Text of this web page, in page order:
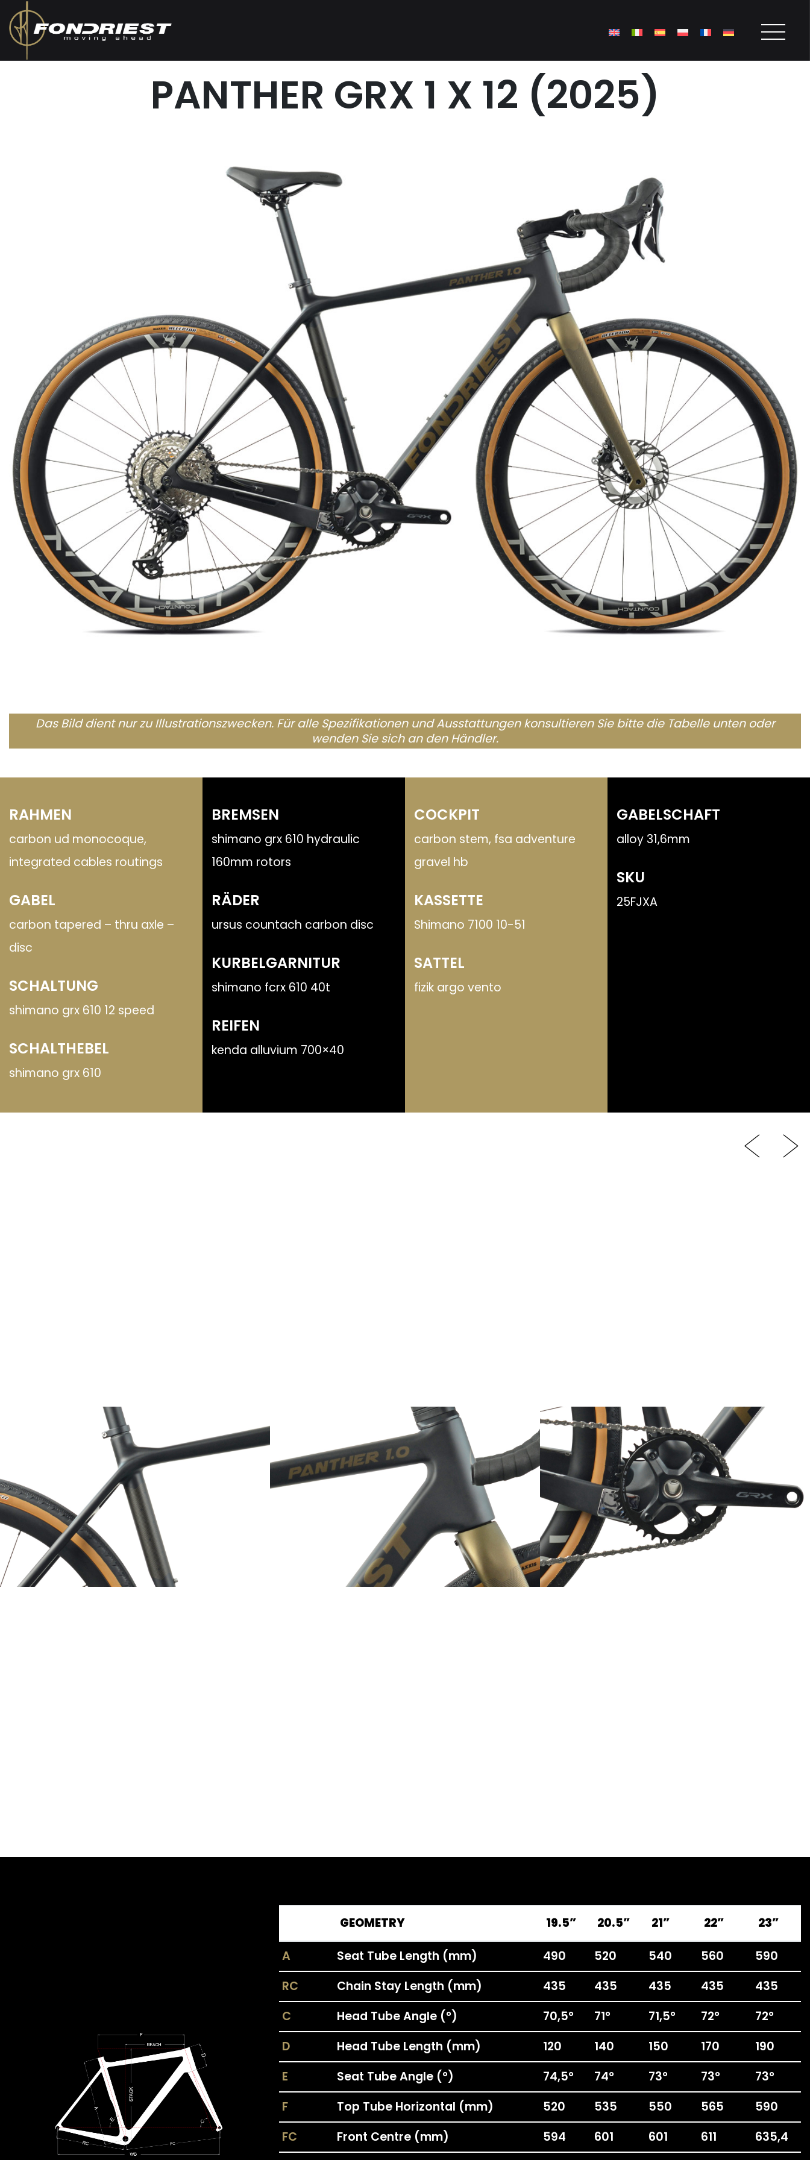
PANTHER GRX 1 X 12 (2025)
Das Bild dient nur zu Illustrationszwecken. Für alle Spezifikationen und Ausstattungen konsultieren Sie bitte die Tabelle unten oder
wenden Sie sich an den Händler.
RAHMEN
carbon ud monocoque,
integrated cables routings
GABEL
carbon tapered – thru axle –
disc
SCHALTUNG
shimano grx 610 12 speed
SCHALTHEBEL
shimano grx 610
BREMSEN
shimano grx 610 hydraulic
160mm rotors
RÄDER
ursus countach carbon disc
KURBELGARNITUR
shimano fcrx 610 40t
REIFEN
kenda alluvium 700×40
COCKPIT
carbon stem, fsa adventure
gravel hb
KASSETTE
Shimano 7100 10-51
SATTEL
fizik argo vento
GABELSCHAFT
alloy 31,6mm
SKU
25FJXA
GEOMETRY 19.5” 20.5” 21” 22” 23”
A Seat Tube Length (mm) 490 520 540 560
590
RC
Chain Stay Length (mm) 435 435 435 435
435
C
Head Tube Angle (°) 70,5° 71° 71,5° 72°
72°
D
Head Tube Length (mm) 120 140 150 170
190
E
Seat Tube Angle (°) 74,5° 74° 73° 73°
73°
F
Top Tube Horizontal (mm) 520 535 550 565
590
FC
Front Centre (mm) 594 601 601 611
635,4